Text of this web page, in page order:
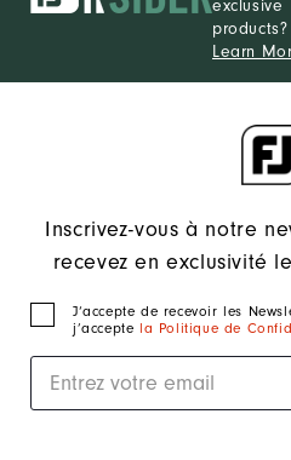
exclusive
products?
Learn
Inscrivez-vous à notre
recevez en exclusivité
J‘accepte de recevoir les
j’accepte la Politique de